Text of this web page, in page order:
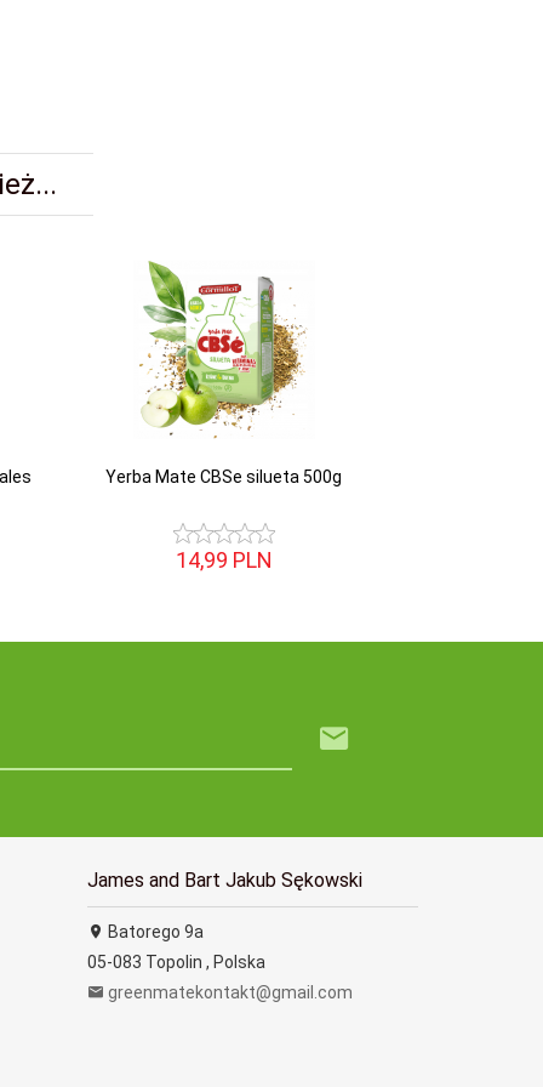
Yerba Mate CBSe silueta 500g
14,99 PLN
James and Bart Jakub Sękowski
Batorego 9a
05-083 Topolin , Polska
greenmatekontakt@gmail.com